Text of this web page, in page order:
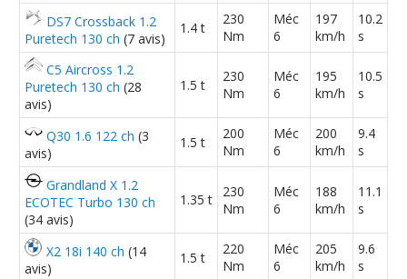
DS7 Crossback 1.2
Puretech 130 ch (7 avis)
1.4 t
230
Nm
Méc
6
197
km/h
10.2
s
C5 Aircross 1.2
Puretech 130 ch (28
avis)
1.5 t
230
Nm
Méc
6
195
km/h
10.5
s
Q30 1.6 122 ch (3
avis)
1.5 t
200
Nm
Méc
6
200
km/h
9.4
s
Grandland X 1.2
ECOTEC Turbo 130 ch
(34 avis)
1.35 t
230
Nm
Méc
6
188
km/h
11.1
s
X2 18i 140 ch (14
avis)
1.5 t
220
Nm
Méc
6
205
km/h
9.6
s